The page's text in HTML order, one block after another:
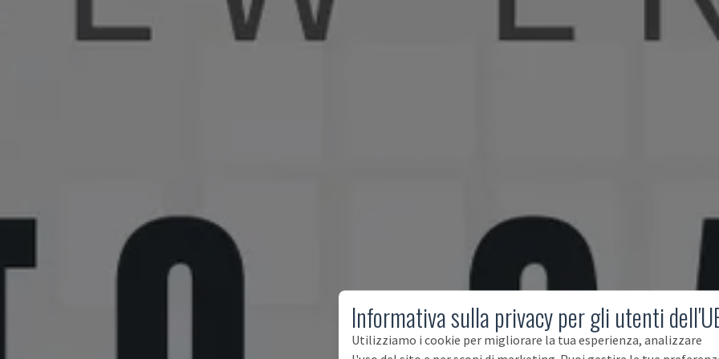
Informativa sulla privacy per gli utenti
Utilizziamo i cookie per migliorare la tua esperienza, analizzare